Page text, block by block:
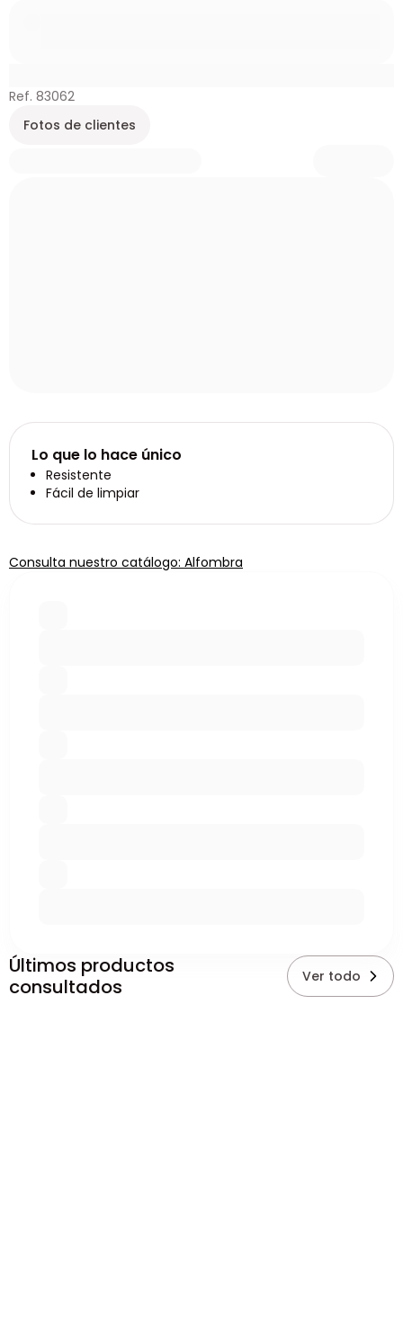
Ref. 83062
Fotos de clientes
Lo que lo hace único
Resistente
Fácil de limpiar
Consulta nuestro catálogo: Alfombra
Últimos productos
consultados
Ver todo